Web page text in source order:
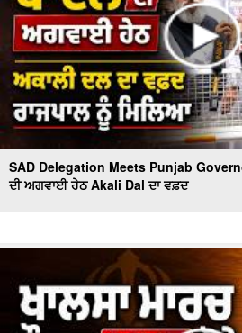
SAD Delegation Meets Punjab
ਦੀ ਅਗਵਾਈ ਹੇਠ Akali Dal ਦਾ ਵਫ਼ਦ